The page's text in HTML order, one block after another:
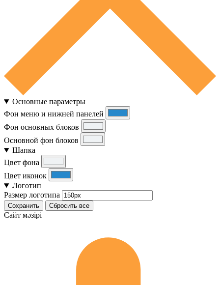
Основные параметры
Фон меню и нижней панелей
Фон основных блоков
Основной фон блоков
Шапка
Цвет фона
Цвет иконок
Логотип
Размер логотипа
Сохранить Сбросить все
Cайт мәзірі